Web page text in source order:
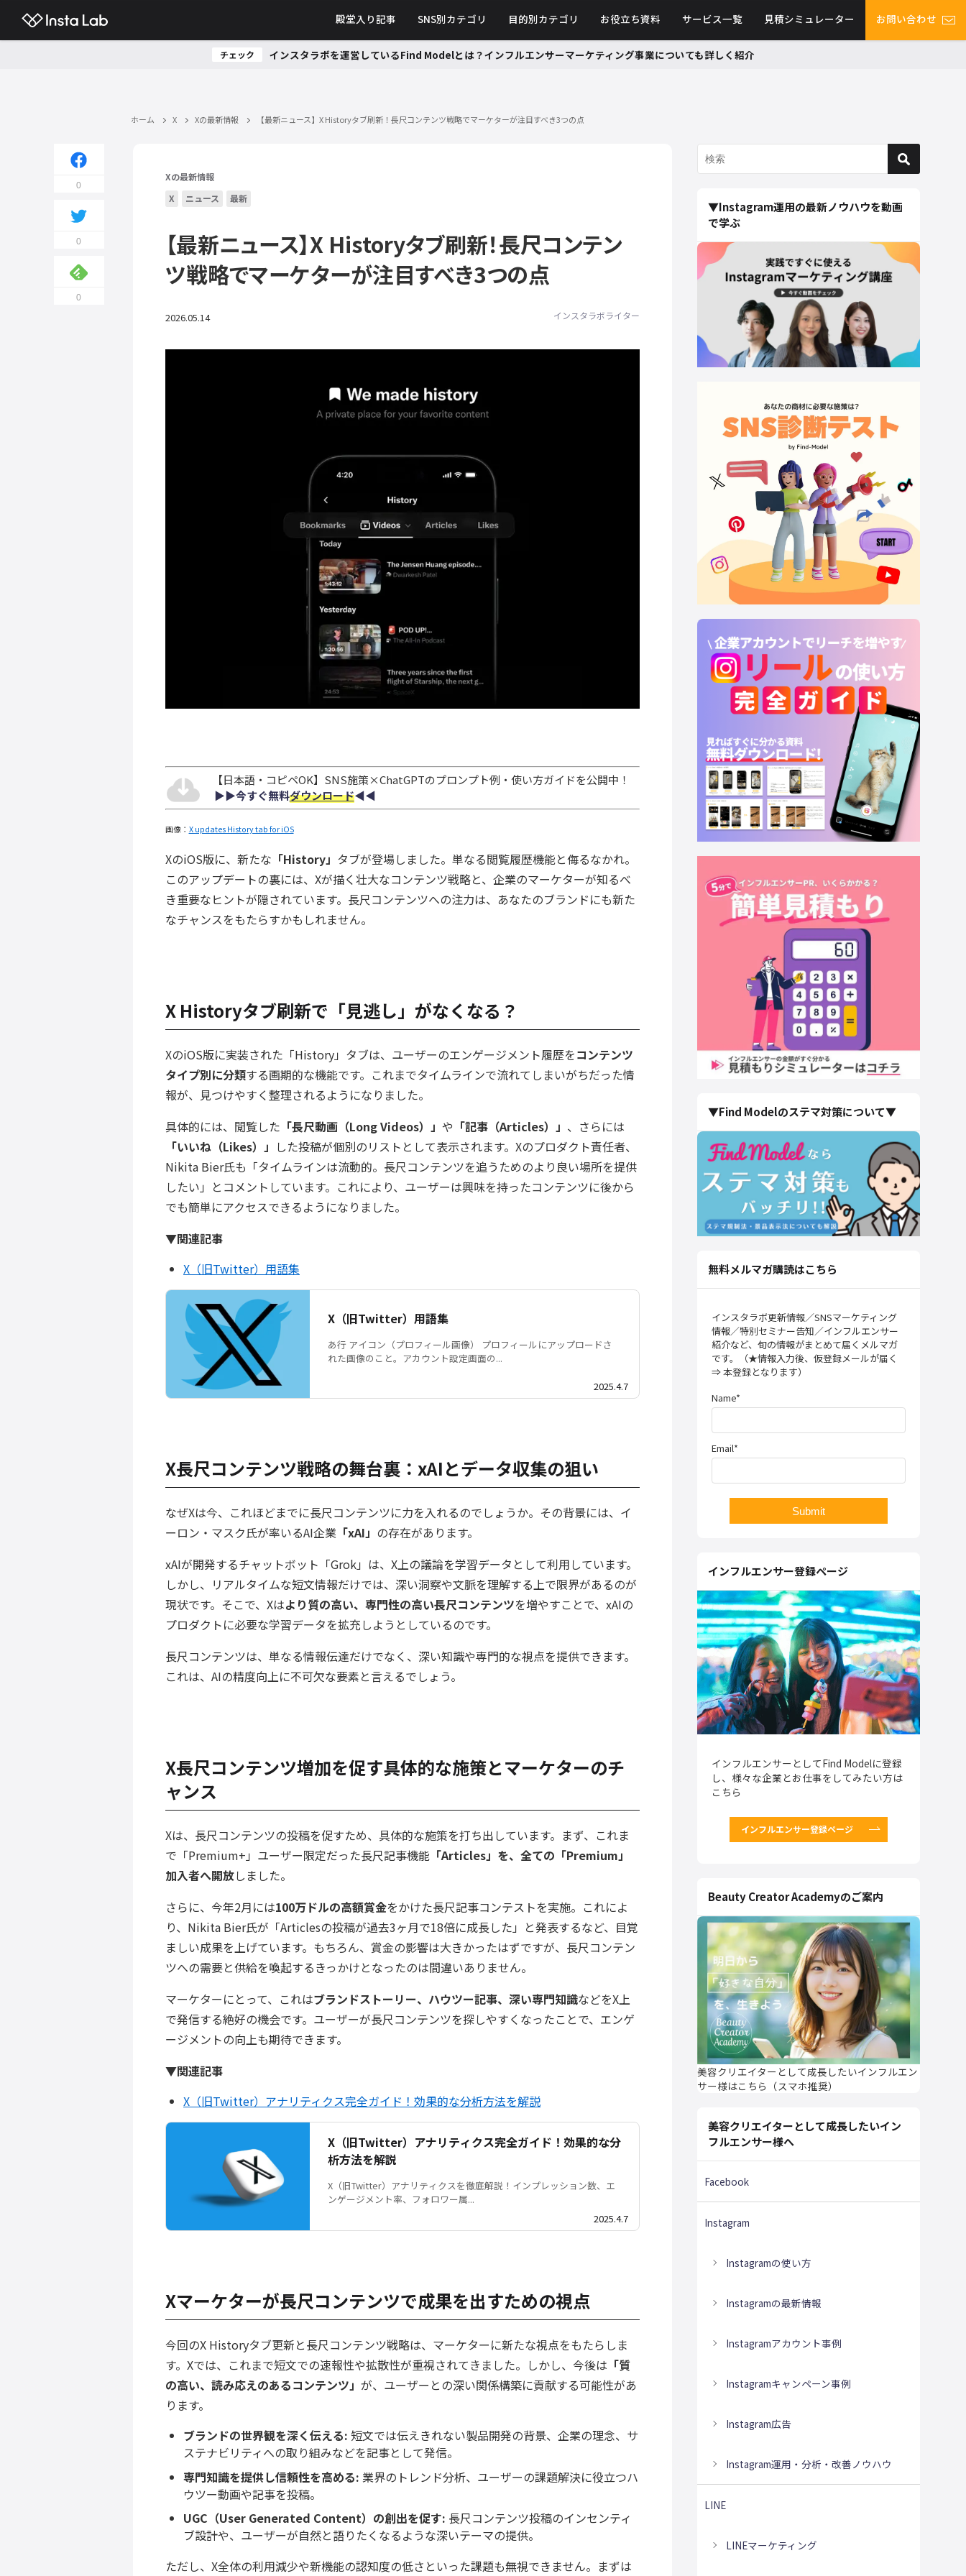
殿堂入り記事 SNS別カテゴリ 目的別カテゴリ お役立ち資料 サービス一覧 見積シミュレーター お問い合わせ
チェック インスタラボを運営しているFind Modelとは？インフルエンサーマーケティング事業についても詳しく紹介
ホーム X Xの最新情報 【最新ニュース】X Historyタブ刷新！長尺コンテンツ戦略でマーケターが注目すべき3つの点
0
0
0
Xの最新情報
X
ニュース 最新
【最新ニュース】X Historyタブ刷新！長尺コンテン
ツ戦略でマーケターが注目すべき3つの点
2026.05.14 インスタラボライター
【日本語・コピペOK】SNS施策×ChatGPTのプロンプト例・使い方ガイドを公開中！
▶︎▶︎今すぐ無料ダウンロード◀︎◀︎
画像： X updates History tab for iOS
XのiOS版に、新たな 「History」 タブが登場しました。単なる閲覧履歴機能と侮るなかれ。
このアップデートの裏には、Xが描く壮大なコンテンツ戦略と、企業のマーケターが知るべ
き重要なヒントが隠されています。長尺コンテンツへの注力は、あなたのブランドにも新た
なチャンスをもたらすかもしれません。
X Historyタブ刷新で「見逃し」がなくなる？
XのiOS版に実装された「History」タブは、ユーザーのエンゲージメント履歴をコンテンツ
タイプ別に分類する画期的な機能です。これまでタイムラインで流れてしまいがちだった情
報が、見つけやすく整理されるようになりました。
具体的には、閲覧した 「長尺動画（Long Videos）」 や 「記事（Articles）」 、さらには
「いいね（Likes）」 した投稿が個別のリストとして表示されます。Xのプロダクト責任者、
Nikita Bier氏も「タイムラインは流動的。長尺コンテンツを追うためのより良い場所を提供
したい」とコメントしています。これにより、ユーザーは興味を持ったコンテンツに後から
でも簡単にアクセスできるようになりました。
▼関連記事
X（旧Twitter）用語集
X（旧Twitter）用語集
2025.4.7
あ行 アイコン（プロフィール画像） プロフィールにアップロードさ
れた画像のこと。アカウント設定画面の...
X長尺コンテンツ戦略の舞台裏：xAIとデータ収集の狙い
なぜXは今、これほどまでに長尺コンテンツに力を入れるのでしょうか。その背景には、イ
ーロン・マスク氏が率いるAI企業「xAI」 の存在があります。
xAIが開発するチャットボット「Grok」は、X上の議論を学習データとして利用しています。
しかし、リアルタイムな短文情報だけでは、深い洞察や文脈を理解する上で限界があるのが
現状です。そこで、Xはより質の高い、専門性の高い長尺コンテンツを増やすことで、xAIの
プロダクトに必要な学習データを拡充しようとしているのです。
長尺コンテンツは、単なる情報伝達だけでなく、深い知識や専門的な視点を提供できます。
これは、AIの精度向上に不可欠な要素と言えるでしょう。
X長尺コンテンツ増加を促す具体的な施策とマーケターのチ
ャンス
Xは、長尺コンテンツの投稿を促すため、具体的な施策を打ち出しています。まず、これま
で「Premium+」ユーザー限定だった長尺記事機能「Articles」を、全ての「Premium」
加入者へ開放しました。
さらに、今年2月には100万ドルの高額賞金をかけた長尺記事コンテストを実施。これによ
り、Nikita Bier氏が「Articlesの投稿が過去3ヶ月で18倍に成長した」と発表するなど、目覚
ましい成果を上げています。もちろん、賞金の影響は大きかったはずですが、長尺コンテン
ツへの需要と供給を喚起するきっかけとなったのは間違いありません。
マーケターにとって、これはブランドストーリー、ハウツー記事、深い専門知識などをX上
で発信する絶好の機会です。ユーザーが長尺コンテンツを探しやすくなったことで、エンゲ
ージメントの向上も期待できます。
▼関連記事
X（旧Twitter）アナリティクス完全ガイド！効果的な分析方法を解説
X（旧Twitter）アナリティクス完全ガイド！効果的な分
析方法を解説
2025.4.7
X（旧Twitter）アナリティクスを徹底解説！インプレッション数、エ
ンゲージメント率、フォロワー属...
Xマーケターが長尺コンテンツで成果を出すための視点
今回のX Historyタブ更新と長尺コンテンツ戦略は、マーケターに新たな視点をもたらしま
す。Xでは、これまで短文での速報性や拡散性が重視されてきました。しかし、今後は 「質
の高い、読み応えのあるコンテンツ」 が、ユーザーとの深い関係構築に貢献する可能性があ
ります。
ブランドの世界観を深く伝える: 短文では伝えきれない製品開発の背景、企業の理念、サ
ステナビリティへの取り組みなどを記事として発信。
専門知識を提供し信頼性を高める: 業界のトレンド分析、ユーザーの課題解決に役立つハ
ウツー動画や記事を投稿。
UGC（User Generated Content）の創出を促す: 長尺コンテンツ投稿のインセンティ
ブ設計や、ユーザーが自然と語りたくなるような深いテーマの提供。
ただし、X全体の利用減少や新機能の認知度の低さといった課題も無視できません。まずは
▼Instagram運用の最新ノウハウを動画
で学ぶ
▼Find Modelのステマ対策について▼
無料メルマガ購読はこちら
インスタラボ更新情報／SNSマーケティング
情報／特別セミナー告知／インフルエンサー
紹介など、旬の情報がまとめて届くメルマガ
です。（★情報入力後、仮登録メールが届く
⇒ 本登録となります）
Name*
Email*
インフルエンサー登録ページ
インフルエンサーとしてFind Modelに登録
し、様々な企業とお仕事をしてみたい方は
こちら
インフルエンサー登録ページ
Beauty Creator Academyのご案内
美容クリエイターとして成長したいインフルエン
サー様はこちら（スマホ推奨）
美容クリエイターとして成長したいイン
フルエンサー様へ
Facebook
Instagram
Instagramの使い方
Instagramの最新情報
Instagramアカウント事例
Instagramキャンペーン事例
Instagram広告
Instagram運用・分析・改善ノウハウ
LINE
LINEマーケティング